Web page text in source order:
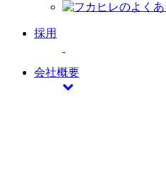
採用
会社概要